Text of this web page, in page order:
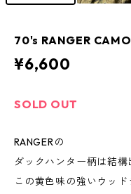
70's RANGER
¥6,600
SOLD OUT
RANGERの
ダックハンター柄は結
この黄色味の強いウッド